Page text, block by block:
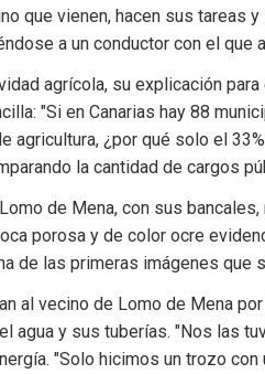
que vienen, hacen sus tareas
a un conductor con el que
agrícola, su explicación
"Si en Canarias hay 88
agricultura, ¿por qué solo el
la cantidad de cargos
de Mena, con sus
porosa y de color ocre
de las primeras imágenes que
al vecino de Lomo de Mena
agua y sus tuberías. "Nos las
"Solo hicimos un trozo